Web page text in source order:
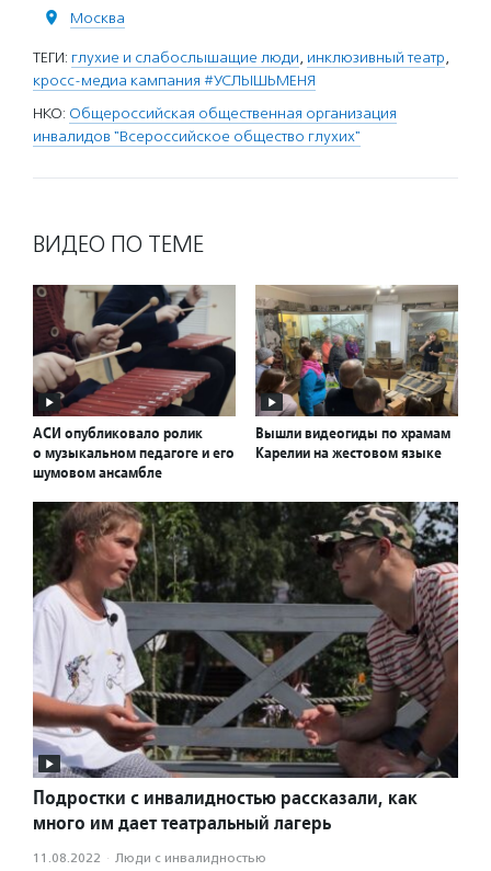
Москва
ТЕГИ: глухие и слабослышащие люди, инклюзивный театр,
кросс-медиа кампания #УСЛЫШЬМЕНЯ
НКО: Общероссийская общественная организация
инвалидов "Всероссийское общество глухих"
ВИДЕО ПО ТЕМЕ
АСИ опубликовало ролик
о музыкальном педагоге и его
шумовом ансамбле
Вышли видеогиды по храмам
Карелии на жестовом языке
Подростки с инвалидностью рассказали, как
много им дает театральный лагерь
11.08.2022 · Люди с инвалидностью